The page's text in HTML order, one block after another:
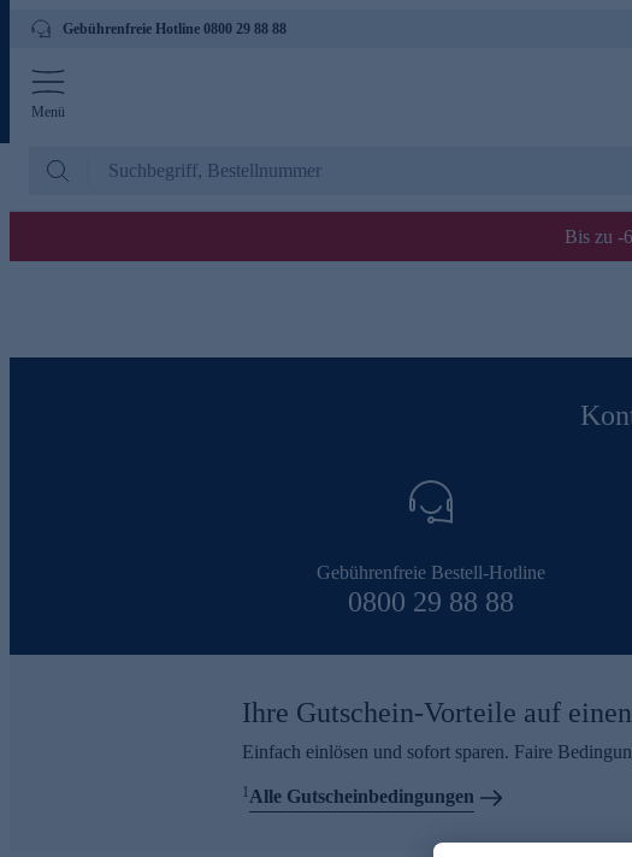
Gebührenfreie Hotline 0800 29 88 88
Menü
Bis zu -
Gebührenfreie Bestell-Hotline
0800 29 88 88
Ihre Gutschein-Vorteile auf
Einfach einlösen und sofort sparen. Faire
1Alle Gutscheinbedingungen